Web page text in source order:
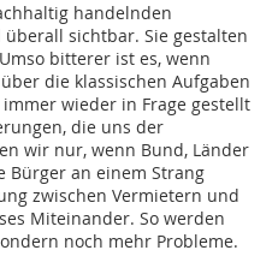
handelnden
sichtbar. Sie gestalten
bitterer ist es, wenn
die klassischen Aufgaben
wieder in Frage gestellt
die uns der
wir nur, wenn Bund, Länder
Bürger an einem Strang
zwischen Vermietern und
Miteinander. So werden
noch mehr Probleme.